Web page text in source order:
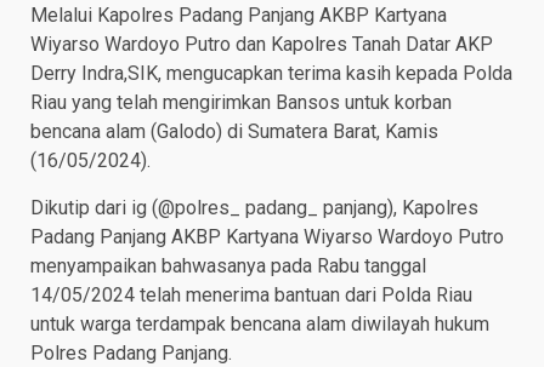
Melalui Kapolres Padang Panjang AKBP Kartyana
Wiyarso Wardoyo Putro dan Kapolres Tanah Datar AKP
Derry Indra,SIK, mengucapkan terima kasih kepada Polda
Riau yang telah mengirimkan Bansos untuk korban
bencana alam (Galodo) di Sumatera Barat, Kamis
(16/05/2024).
Dikutip dari ig (@polres_ padang_ panjang), Kapolres
Padang Panjang AKBP Kartyana Wiyarso Wardoyo Putro
menyampaikan bahwasanya pada Rabu tanggal
14/05/2024 telah menerima bantuan dari Polda Riau
untuk warga terdampak bencana alam diwilayah hukum
Polres Padang Panjang.